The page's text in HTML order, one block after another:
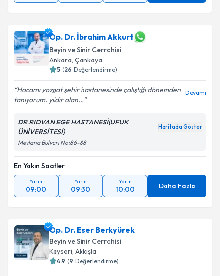
Op. Dr. İbrahim Akkurt
Beyin ve Sinir Cerrahisi
Ankara, Çankaya
5 (26 Değerlendirme)
Hocamı yozgat şehir hastanesinde çalıştığı dönemden
tanıyorum. yıldır olan...
Devamı
DR.RIDVAN EGE HASTANESİ(UFUK
ÜNİVERSİTESİ)
Haritada Göster
Mevlana Bulvarı No:86-88
En Yakın Saatler
Yarın
09:00
Yarın
09:30
Yarın
10:00 Daha Fazla
Op. Dr. Eser Berkyürek
Beyin ve Sinir Cerrahisi
Kayseri, Akkışla
4.9 (9 Değerlendirme)